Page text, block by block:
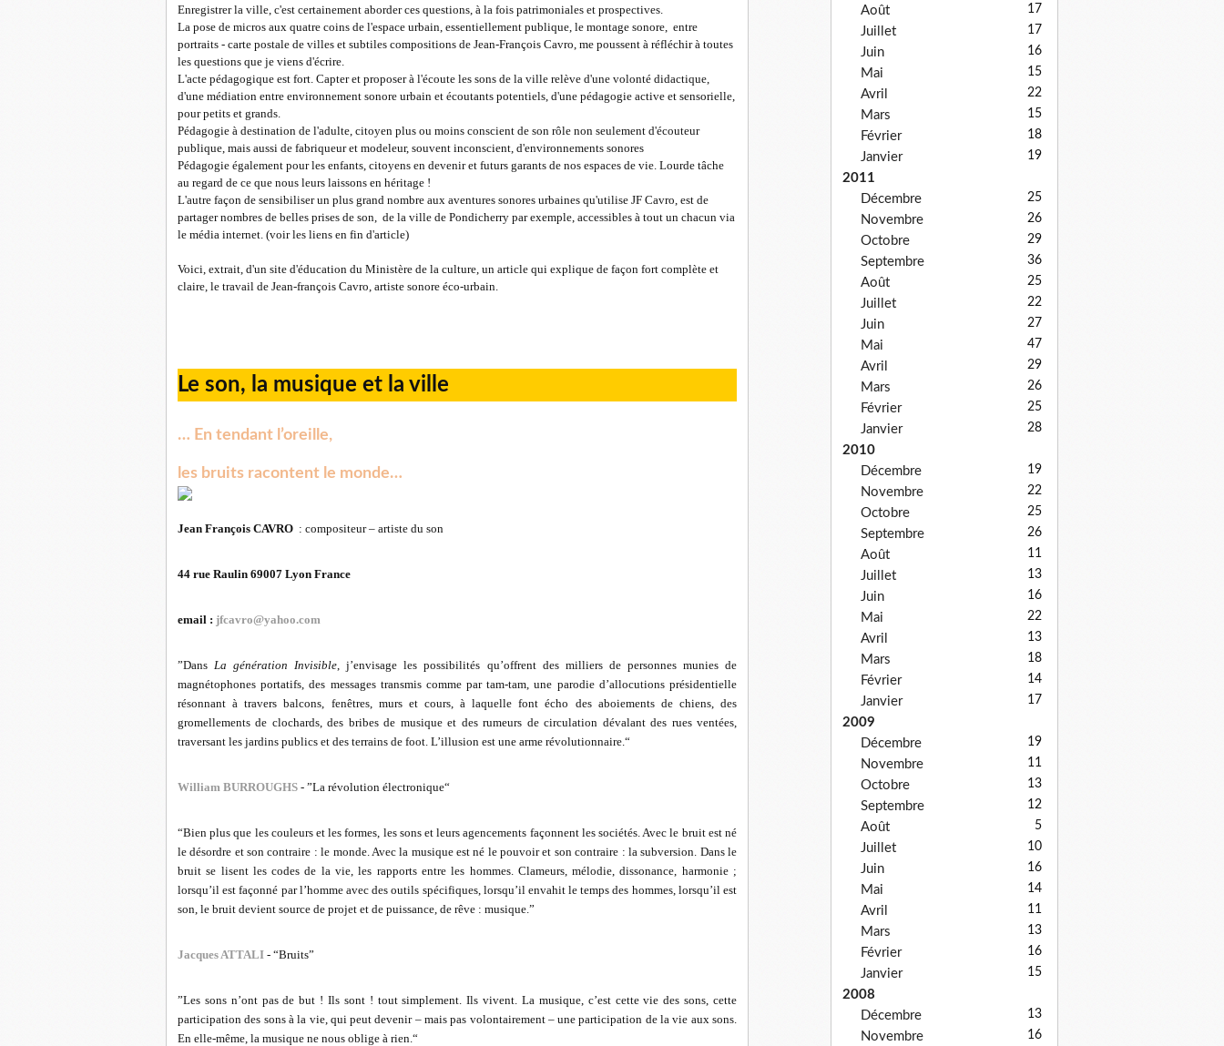
Enregistrer la ville, c'est certainement aborder ces questions, à la fois patrimoniales et prospectives.
La pose de micros aux quatre coins de l'espace urbain, essentiellement publique, le montage sonore, entre
portraits - carte postale de villes et subtiles compositions de Jean-François Cavro, me poussent à réfléchir à toutes
les questions que je viens d'écrire.
L'acte pédagogique est fort. Capter et proposer à l'écoute les sons de la ville relève d'une volonté didactique,
d'une médiation entre environnement sonore urbain et écoutants potentiels, d'une pédagogie active et sensorielle,
pour petits et grands.
Pédagogie à destination de l'adulte, citoyen plus ou moins conscient de son rôle non seulement d'écouteur
publique, mais aussi de fabriqueur et modeleur, souvent inconscient, d'environnements sonores
Pédagogie également pour les enfants, citoyens en devenir et futurs garants de nos espaces de vie. Lourde tâche
au regard de ce que nous leurs laissons en héritage !
L'autre façon de sensibiliser un plus grand nombre aux aventures sonores urbaines qu'utilise JF Cavro, est de
partager nombres de belles prises de son, de la ville de Pondicherry par exemple, accessibles à tout un chacun via
le média internet. (voir les liens en fin d'article)
Voici, extrait, d'un site d'éducation du Ministère de la culture, un article qui explique de façon fort complète et
claire, le travail de Jean-françois Cavro, artiste sonore éco-urbain.
Le son, la musique et la ville
… En tendant l’oreille,
les bruits racontent le monde…
Jean François CAVRO : compositeur – artiste du son
44 rue Raulin 69007 Lyon France
email : jfcavro@yahoo.com
”Dans La génération Invisible , j’envisage les possibilités qu’offrent des milliers de personnes munies de
magnétophones portatifs, des messages transmis comme par tam-tam, une parodie d’allocutions présidentielle
résonnant à travers balcons, fenêtres, murs et cours, à laquelle font écho des aboiements de chiens, des
gromellements de clochards, des bribes de musique et des rumeurs de circulation dévalant des rues ventées,
traversant les jardins publics et des terrains de foot. L’illusion est une arme révolutionnaire.“
William BURROUGHS - ”La révolution électronique“
“Bien plus que les couleurs et les formes, les sons et leurs agencements façonnent les sociétés. Avec le bruit est né
le désordre et son contraire : le monde. Avec la musique est né le pouvoir et son contraire : la subversion. Dans le
bruit se lisent les codes de la vie, les rapports entre les hommes. Clameurs, mélodie, dissonance, harmonie ;
lorsqu’il est façonné par l’homme avec des outils spécifiques, lorsqu’il envahit le temps des hommes, lorsqu’il est
son, le bruit devient source de projet et de puissance, de rêve : musique.”
Jacques ATTALI - “Bruits”
”Les sons n’ont pas de but ! Ils sont ! tout simplement. Ils vivent. La musique, c’est cette vie des sons, cette
participation des sons à la vie, qui peut devenir – mais pas volontairement – une participation de la vie aux sons.
En elle-même, la musique ne nous oblige à rien.“
Août 17
Juillet 17
Juin 16
Mai 15
Avril 22
Mars 15
Février 18
Janvier 19
2011
Décembre
25
Novembre 26
Octobre 29
Septembre 36
Août 25
Juillet 22
Juin 27
Mai 47
Avril 29
Mars 26
Février 25
Janvier 28
2010
Décembre
19
Novembre 22
Octobre 25
Septembre 26
Août 11
Juillet 13
Juin 16
Mai 22
Avril 13
Mars 18
Février 14
Janvier 17
2009
Décembre
19
Novembre 11
Octobre 13
Septembre 12
Août 5
Juillet 10
Juin 16
Mai 14
Avril 11
Mars 13
Février 16
Janvier 15
2008
Décembre
13
Novembre 16